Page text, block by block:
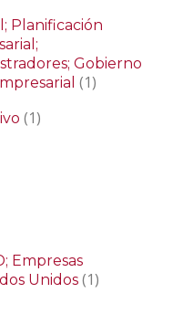
Planificación
Gobierno
(1)
(1)
Empresas
Unidos (1)